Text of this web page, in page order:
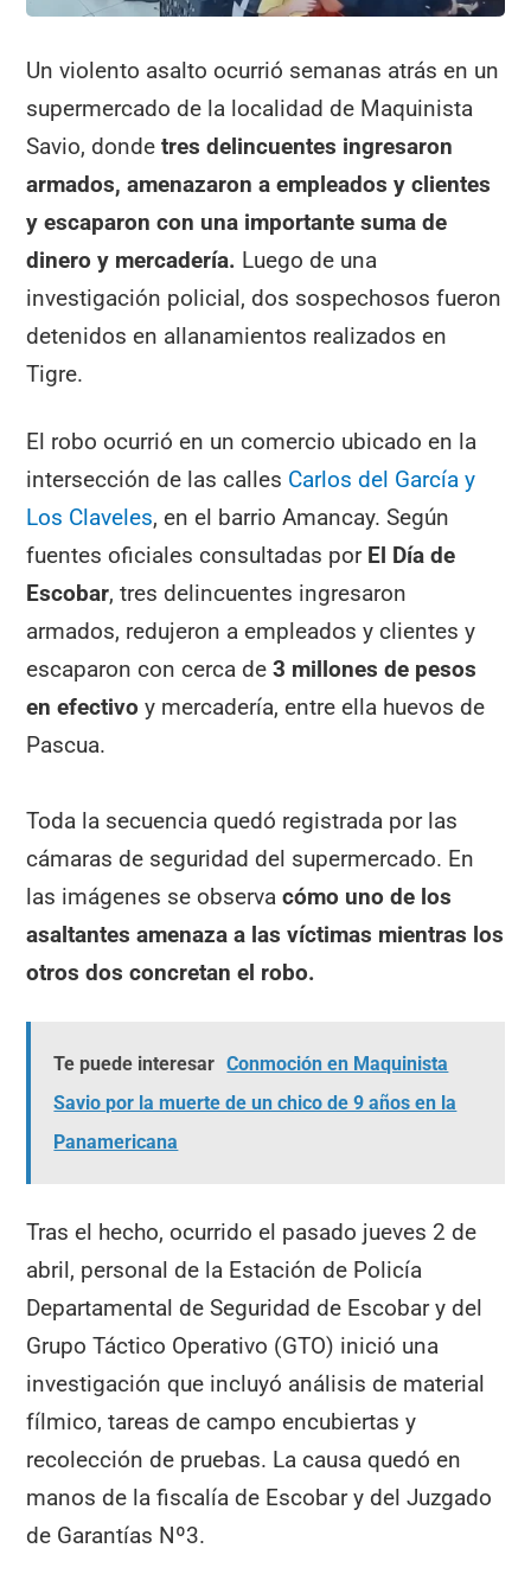
Un violento asalto ocurrió semanas atrás en un
supermercado de la localidad de Maquinista
Savio, dondetresdelincuentes ingresaron
armados, amenazaron a empleados y clientes
y escaparon con una importante suma de
dinero y mercadería. Luego de una
investigación policial, dos sospechosos fueron
detenidos en allanamientos realizados en
Tigre.
El robo ocurrió en un comercio ubicado en la
intersección de las calles Carlos del García y
Los Claveles, en el barrio Amancay. Según
fuentes oficiales consultadas por El Día de
Escobar, tres delincuentes ingresaron
armados, redujeron a empleados y clientes y
escaparon con cerca de3 millones de pesos
en efectivo y mercadería, entre ella huevos de
Pascua.
Toda la secuencia quedó registrada por las
cámaras de seguridad del supermercado. En
las imágenes se observacómo uno de los
asaltantes amenaza a las víctimas mientras los
otros dos concretan el robo.
Te puede interesar Conmoción en Maquinista
Savio por la muerte de un chico de 9 años en la
Panamericana
Tras el hecho, ocurrido el pasado jueves 2 de
abril, personal de la Estación de Policía
Departamental de Seguridad de Escobar y del
Grupo Táctico Operativo (GTO) inició una
investigación que incluyó análisis de material
fílmico, tareas de campo encubiertas y
recolección de pruebas. La causa quedó en
manos de la fiscalía de Escobar y del Juzgado
de Garantías Nº3.